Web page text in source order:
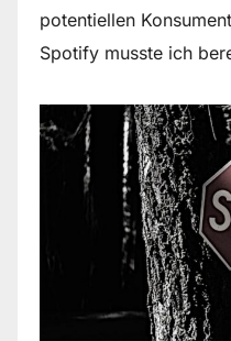
potentiellen
Spotify musste ich